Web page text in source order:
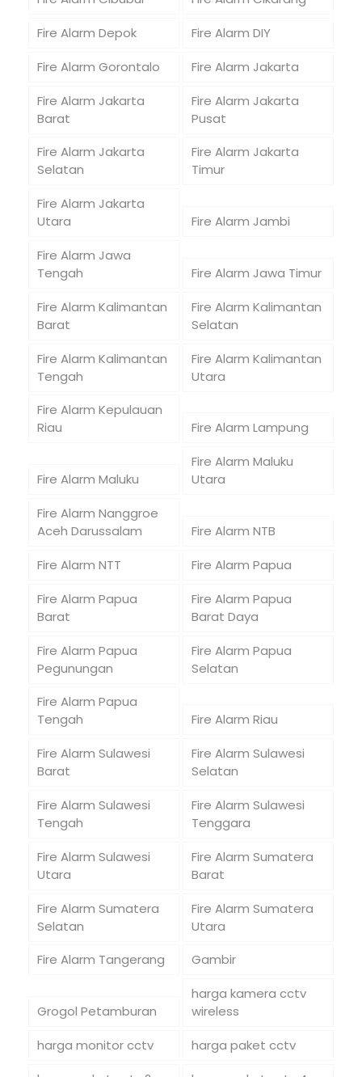
Fire Alarm Depok
Fire Alarm DIY
Fire Alarm Gorontalo
Fire Alarm Jakarta
Fire Alarm Jakarta
Barat
Fire Alarm Jakarta
Pusat
Fire Alarm Jakarta
Selatan
Fire Alarm Jakarta
Timur
Fire Alarm Jakarta
Utara
Fire Alarm Jambi
Fire Alarm Jawa
Tengah
Fire Alarm Jawa Timur
Fire Alarm Kalimantan
Barat
Fire Alarm Kalimantan
Selatan
Fire Alarm Kalimantan
Tengah
Fire Alarm Kalimantan
Utara
Fire Alarm Kepulauan
Riau
Fire Alarm Lampung
Fire Alarm Maluku
Fire Alarm Maluku
Utara
Fire Alarm Nanggroe
Aceh Darussalam
Fire Alarm NTB
Fire Alarm NTT
Fire Alarm Papua
Fire Alarm Papua
Barat
Fire Alarm Papua
Barat Daya
Fire Alarm Papua
Pegunungan
Fire Alarm Papua
Selatan
Fire Alarm Papua
Tengah
Fire Alarm Riau
Fire Alarm Sulawesi
Barat
Fire Alarm Sulawesi
Selatan
Fire Alarm Sulawesi
Tengah
Fire Alarm Sulawesi
Tenggara
Fire Alarm Sulawesi
Utara
Fire Alarm Sumatera
Barat
Fire Alarm Sumatera
Selatan
Fire Alarm Sumatera
Utara
Fire Alarm Tangerang
Gambir
Grogol Petamburan
harga kamera cctv
wireless
harga monitor cctv
harga paket cctv